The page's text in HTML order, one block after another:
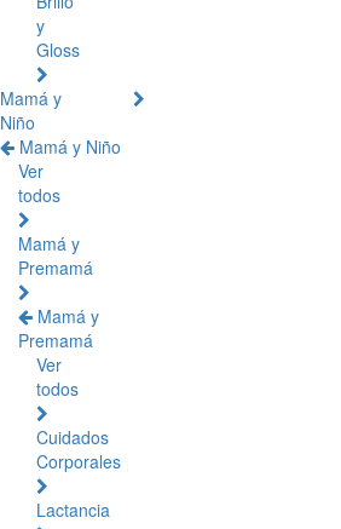
y
Gloss
Mamá y
Niño
Mamá y Niño
Ver
todos
Mamá y
Premamá
Mamá y
Premamá
Ver
todos
Cuidados
Corporales
Lactancia